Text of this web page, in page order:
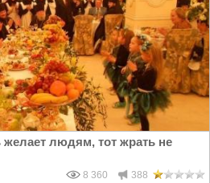
желает людям, тот жрать не
8 360 388